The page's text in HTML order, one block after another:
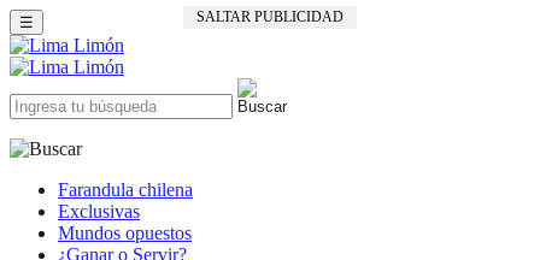
SALTAR PUBLICIDAD
☰
Farandula chilena
Exclusivas
Mundos opuestos
¿Ganar o Servir?